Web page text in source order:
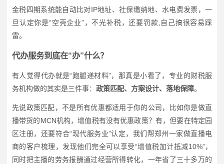
金税四期系统能自动比对IP地址、社保缴纳地、水电费发票，一
旦认定你是“空壳企业”，不光补税，还要罚款,自己搞很容易踩
雷。
代办服务到底在“办”什么？
有人觉得代办就是“跑腿递材料”，那真是小看了，专业的财税服
务机构做的其实是三件事： 政策匹配、方案设计、落地保障。
先说政策匹配，不是所有优惠都适用于你的公司，比如你是做直
播带货的MCN机构，增值税有没有优惠政策？有，但要在特定园
区注册，还要符合“现代服务业”认定，我们帮郑州一家做直播电
商的客户梳理，发现他们完全可以享受“增值税加计抵减10%”，
同时把主播的劳务报酬通过经营所得转化，一年省了三十多万的